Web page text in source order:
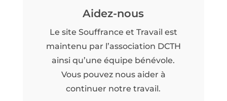
Aidez-nous
Le site Souffrance et Travail est
maintenu par l’association DCTH
ainsi qu’une équipe bénévole.
Vous pouvez nous aider à
continuer notre travail.